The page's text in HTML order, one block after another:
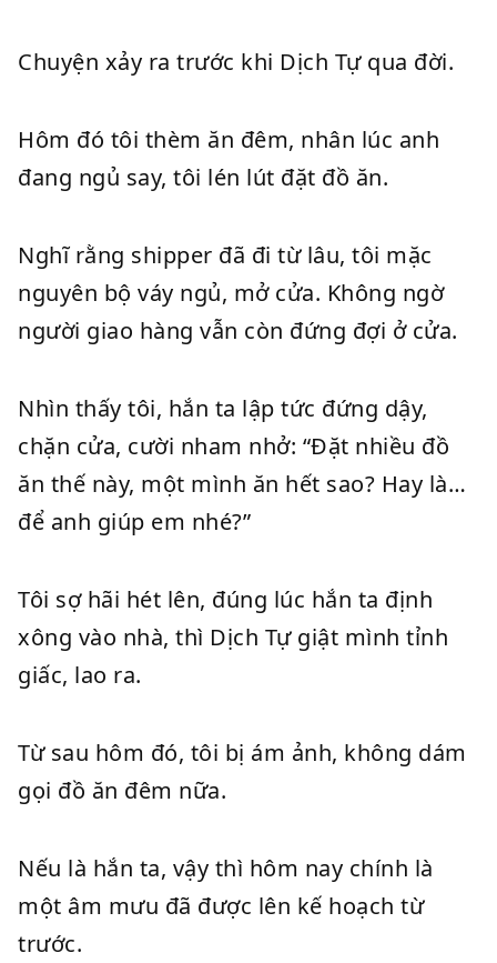
Chuyện xảy ra trước khi Dịch Tự qua đời.
Hôm đó tôi thèm ăn đêm, nhân lúc anh
đang ngủ say, tôi lén lút đặt đồ ăn.
Nghĩ rằng shipper đã đi từ lâu, tôi mặc
nguyên bộ váy ngủ, mở cửa. Không ngờ
người giao hàng vẫn còn đứng đợi ở cửa.
Nhìn thấy tôi, hắn ta lập tức đứng dậy,
chặn cửa, cười nham nhở: “Đặt nhiều đồ
ăn thế này, một mình ăn hết sao? Hay là…
để anh giúp em nhé?”
Tôi sợ hãi hét lên, đúng lúc hắn ta định
xông vào nhà, thì Dịch Tự giật mình tỉnh
giấc, lao ra.
Từ sau hôm đó, tôi bị ám ảnh, không dám
gọi đồ ăn đêm nữa.
Nếu là hắn ta, vậy thì hôm nay chính là
một âm mưu đã được lên kế hoạch từ
trước.